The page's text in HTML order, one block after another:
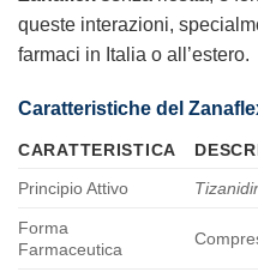
queste interazioni,
farmaci in Italia o all’estero.
Caratteristiche del
CARATTERISTICA
Principio Attivo
Forma
Farmaceutica